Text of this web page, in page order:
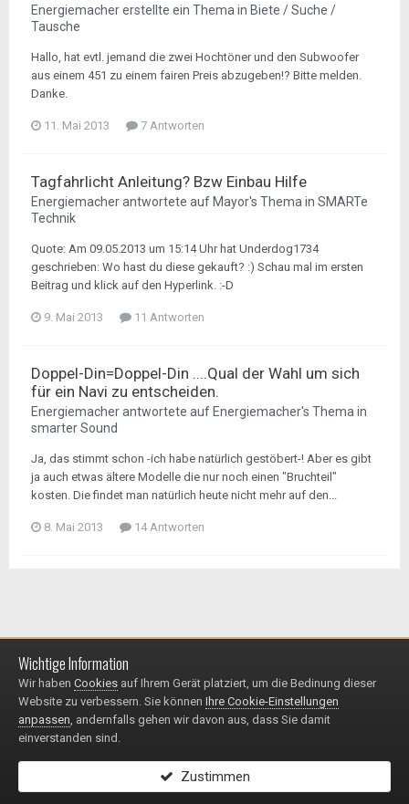
Energiemachererstellte ein Thema in Biete / Suche /
Tausche
Hallo, hat evtl. jemand die zwei Hochtöner und den Subwoofer
aus einem 451 zu einem fairen Preis abzugeben!? Bitte melden.
Danke.
11. Mai 2013 7 Antworten
Tagfahrlicht Anleitung? Bzw Einbau Hilfe
Energiemacherantwortete auf Mayor's Thema in SMARTe
Technik
Quote: Am 09.05.2013 um 15:14 Uhr hat Underdog1734
geschrieben: Wo hast du diese gekauft? :) Schau mal im ersten
Beitrag und klick auf den Hyperlink. :-D
9. Mai 2013 11 Antworten
Doppel-Din=Doppel-Din ....Qual der Wahl um sich
für ein Navi zu entscheiden.
Energiemacherantwortete auf Energiemacher's Thema in
smarter Sound
Ja, das stimmt schon -ich habe natürlich gestöbert-! Aber es gibt
ja auch etwas ältere Modelle die nur noch einen "Bruchteil"
kosten. Die findet man natürlich heute nicht mehr auf den...
8. Mai 2013 14 Antworten
Impressum / Datenschutzerklärung
© 1999 - 2025
Powered by Invision Community
Wichtige Information
Wir haben Cookies auf Ihrem Gerät platziert, um die Bedinung dieser
Website zu verbessern. Sie können Ihre Cookie-Einstellungen
anpassen, andernfalls gehen wir davon aus, dass Sie damit
einverstanden sind.
Zustimmen